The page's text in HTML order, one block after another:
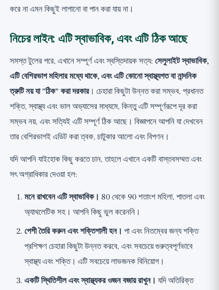
করে না এমন কিছুই লাগানো বা পান করা যায় না।
নিচের লাইন: এটি স্বাভাবিক, এবং এটি ঠিক আছে
সমস্ত টুলের পরে, এখানে সম্পূর্ণ এবং স্বস্তিদায়ক সত্য: সেলুলাইট স্বাভাবিক,
এটি বেশিরভাগ মহিলার মধ্যে থাকে, এবং এটি কোনো স্বাস্থ্যগত বা নান্দনিক
ত্রুটি নয় যা "ঠিক" করা দরকার। চেহারা কিছুটা উন্নত করা সম্ভব, প্রধানত
শক্তি, স্বাস্থ্য এবং ভাল অভ্যাসের মাধ্যমে, কিন্তু এটি সম্পূর্ণরূপে দূর করা
সম্ভব নয়, এবং সত্যিই এটি সম্পূর্ণ ঠিক আছে। বিজ্ঞাপনে আপনি যা দেখবেন
তার বেশিরভাগই এডিট করা ত্বক, চাটুকার আলো এবং বিপণন।
যদি আপনি যাইহোক কিছু করতে চান, তাহলে এখানে একটি বাস্তবসম্মত এবং
সৎ অগ্রাধিকার দেওয়া হল:
মনে রাখবেন এটি স্বাভাবিক। 80 থেকে 90 শতাংশ মহিলা, পাতলা এবং
অ্যাথলেটিক সহ। আপনি কিছু ভুল করেননি।
পেশী তৈরি করুন এবং শক্তিশালী হন। পা এবং নিতম্বের জন্য শক্তি
প্রশিক্ষণ চেহারা কিছুটা উন্নত করবে, এবং সবচেয়ে গুরুত্বপূর্ণভাবে
স্বাস্থ্য এবং শক্তি। এটি সবচেয়ে লাভজনক বিনিয়োগ।
একটি স্থিতিশীল এবং স্বাস্থ্যকর ওজন বজায় রাখুন। যদি অতিরিক্ত